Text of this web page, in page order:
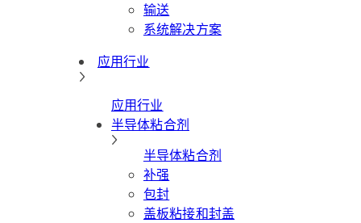
输送
系统解决方案
应用行业
应用行业
半导体粘合剂
半导体粘合剂
补强
包封
盖板粘接和封盖